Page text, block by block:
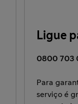
Ligue
0800 703
Para
serviço é